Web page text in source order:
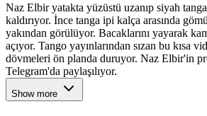
Naz Elbir yatakta yüzüstü uzanıp siyah
kaldırıyor. İnce tanga ipi kalça arasında
yakından görülüyor. Bacaklarını yayarak
açıyor. Tango yayınlarından sızan bu kısa
dövmeleri ön planda duruyor. Naz Elbir'in
Telegram'da paylaşılıyor.
Show more